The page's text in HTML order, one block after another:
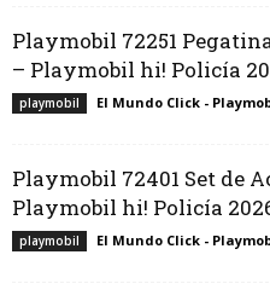
Playmobil 72251
– Playmobil hi! Policía
playmobil El Mundo Click -
Playmobil 72401 Set de
Playmobil hi! Policía
playmobil El Mundo Click -